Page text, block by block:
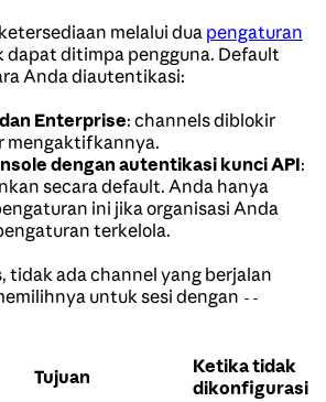
melalui dua pengaturan
dapat ditimpa pengguna. Default
Anda diautentikasi:
Enterprise: channels diblokir
mengaktifkannya.
dengan autentikasi kunci API:
secara default. Anda hanya
ini jika organisasi Anda
terkelola.
tidak ada channel yang berjalan
untuk sesi dengan --
Tujuan
Ketika tidak
dikonfigurasi